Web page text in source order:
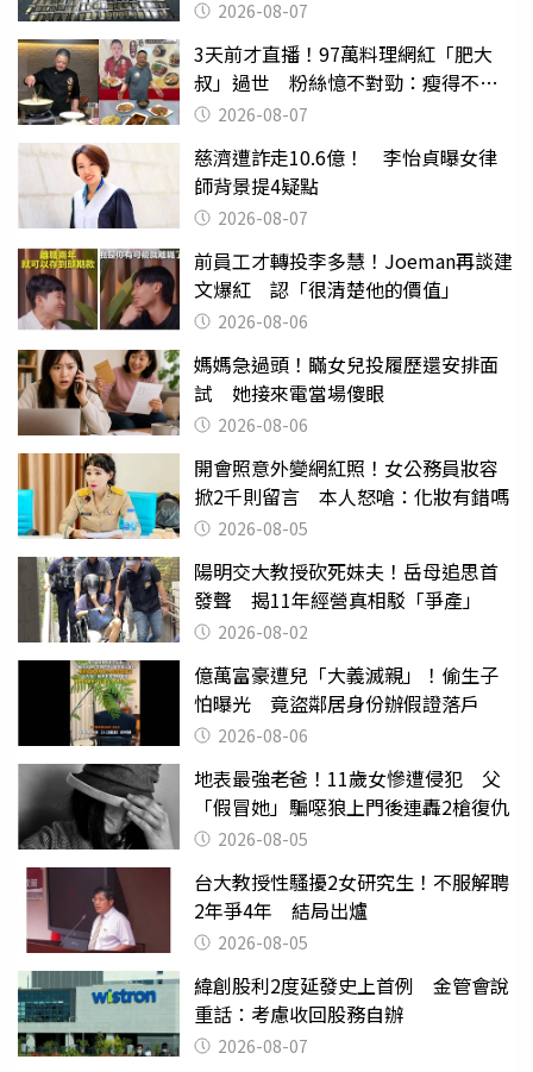
挖出乾鮑金庫
2026-08-07
3天前才直播！97萬料理網紅「肥大
叔」過世 粉絲憶不對勁：瘦得不合
理 2026-08-07
慈濟遭詐走10.6億！ 李怡貞曝女律
師背景提4疑點
2026-08-07
前員工才轉投李多慧！Joeman再談建
文爆紅 認「很清楚他的價值」
2026-08-06
媽媽急過頭！瞞女兒投履歷還安排面
試 她接來電當場傻眼
2026-08-06
開會照意外變網紅照！女公務員妝容
掀2千則留言 本人怒嗆：化妝有錯嗎
2026-08-05
陽明交大教授砍死妹夫！岳母追思首
發聲 揭11年經營真相駁「爭產」
2026-08-02
億萬富豪遭兒「大義滅親」！偷生子
怕曝光 竟盜鄰居身份辦假證落戶
2026-08-06
地表最強老爸！11歲女慘遭侵犯 父
「假冒她」騙噁狼上門後連轟2槍復仇
2026-08-05
台大教授性騷擾2女研究生！不服解聘
2年爭4年 結局出爐
2026-08-05
緯創股利2度延發史上首例 金管會說
重話：考慮收回股務自辦
2026-08-07